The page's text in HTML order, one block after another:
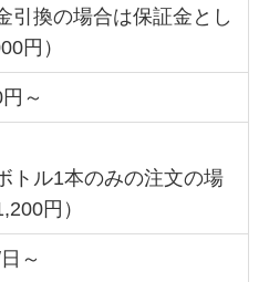
引換の場合は保証金とし
円）
～
トル1本のみの注文の場
円）
～